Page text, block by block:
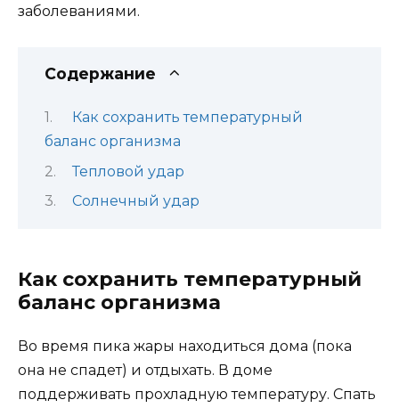
заболеваниями.
Содержание
Как сохранить температурный
баланс организма
Тепловой удар
Солнечный удар
Как сохранить температурный
баланс организма
Во время пика жары находиться дома (пока
она не спадет) и отдыхать. В доме
поддерживать прохладную температуру. Спать